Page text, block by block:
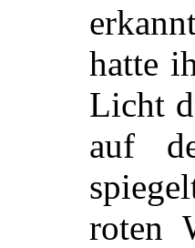
hatte
Licht
auf
roten